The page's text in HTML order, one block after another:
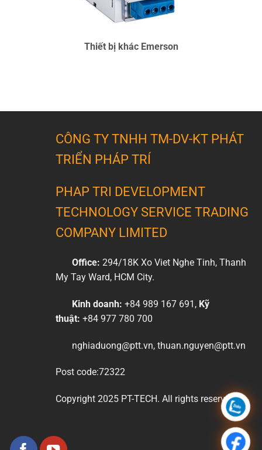
Thiết bị khác Emerson
CÔNG TY TNHH TM-DV-KT PHÁT
TRIỂN PHÁP TRÍ
PHAP TRI DEVELOPMENT
TECHNOLOGY SERVICE TRADING
COMPANY LIMITED
Office: 294/18K Xo Viet Nghe Tinh, Thanh
My Tay Ward, HCM City.
Kinh doanh: +84 989 167 691, Kỹ
thuật: +84 977 780 700
nghiaduong@ptt.vn, thuan.nguyen@ptt.vn
Post code:72322
Copyright 2025 PT-TECH. All rights reserved.